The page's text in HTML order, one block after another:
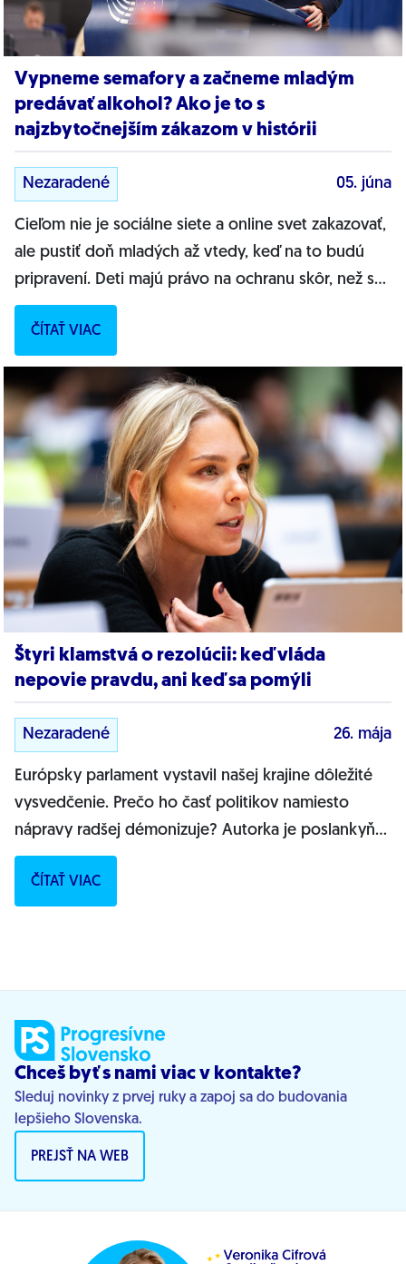
Vypneme semafory a začneme mladým
predávať alkohol? Ako je to s
najzbytočnejším zákazom v histórii
Nezaradené 05. júna
Cieľom nie je sociálne siete a online svet zakazovať,
ale pustiť doň mladých až vtedy, keď na to budú
pripravení. Deti majú právo na ochranu skôr, než sa
naučia chrániť...
ČÍTAŤ VIAC
Štyri klamstvá o rezolúcii: keď vláda
nepovie pravdu, ani keď sa pomýli
Nezaradené 26. mája
Európsky parlament vystavil našej krajine dôležité
vysvedčenie. Prečo ho časť politikov namiesto
nápravy radšej démonizuje? Autorka je poslankyňa
Európskeho parlamentu za...
ČÍTAŤ VIAC
Chceš byť s nami viac v kontakte?
Sleduj novinky z prvej ruky a zapoj sa do budovania
lepšieho Slovenska.
PREJSŤ NA WEB